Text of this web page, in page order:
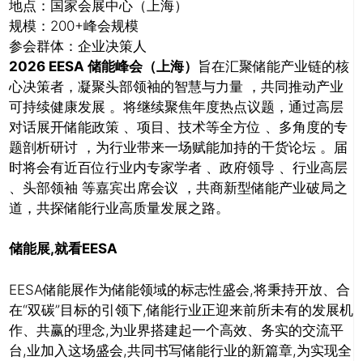
地点：国家会展中心（上海）
规模：200+峰会规模
参会群体：企业决策人
2026 EESA 储能峰会（上海） 旨在汇聚储能产业链的核
心决策者，凝聚头部领袖的智慧与力量 ，共同推动产业
可持续健康发展 。将继续聚焦年度热点议题，通过高层
对话展开储能政策 、项目、技术等全方位 、多角度的专
题剖析研讨 ，为行业带来一场赋能加持的干货论坛 。届
时将会有近百位行业内专家学者 、政府领导 、行业高层
、头部领袖 等嘉宾出席会议 ，共商新型储能产业破局之
道，共探储能行业高质量发展之路。
储能展,就看EESA
EESA储能展作为储能领域的标志性盛会,将秉持开放、合
在“双碳”目标的引领下,储能行业正迎来前所未有的发展机
作、共赢的理念,为业界搭建起一个高效、务实的交流平
台,业加入这场盛会,共同书写储能行业的新篇章,为实现全